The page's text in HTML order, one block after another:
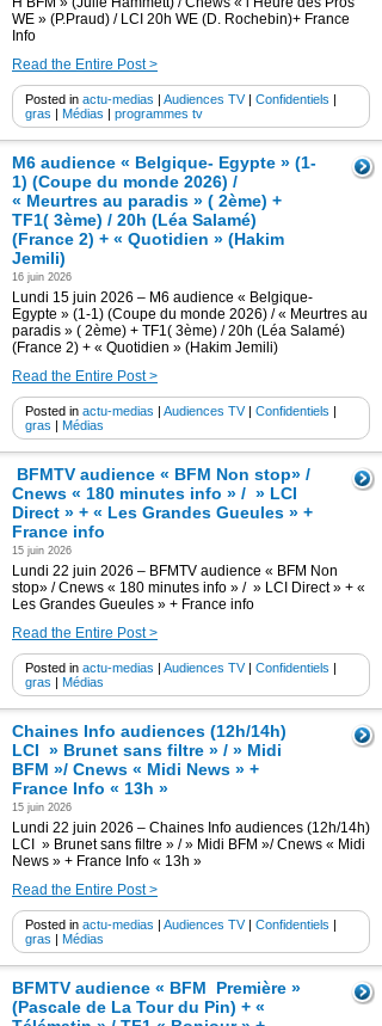
WE » (P.Praud) / LCI 20h WE (D. Rochebin)+ France
Info
Read the Entire Post >
Posted in actu-medias | Audiences TV| Confidentiels |
gras | Médias | programmes tv
M6 audience « Belgique- Egypte » (1-
1) (Coupe du monde 2026) /
« Meurtres au paradis » ( 2ème) +
TF1( 3ème) / 20h (Léa Salamé)
(France 2) + « Quotidien » (Hakim
Jemili)
16 juin 2026
Lundi 15 juin 2026 – M6 audience « Belgique-
Egypte » (1-1) (Coupe du monde 2026) / « Meurtres au
paradis » ( 2ème) + TF1( 3ème) / 20h (Léa Salamé)
(France 2) + « Quotidien » (Hakim Jemili)
Read the Entire Post >
Posted in actu-medias | Audiences TV| Confidentiels |
gras | Médias
BFMTV audience « BFM Non stop» /
Cnews « 180 minutes info » / » LCI
Direct » + « Les Grandes Gueules » +
France info
15 juin 2026
Lundi 22 juin 2026 – BFMTV audience « BFM Non
stop» / Cnews « 180 minutes info » / » LCI Direct » + «
Les Grandes Gueules » + France info
Read the Entire Post >
Posted in actu-medias | Audiences TV| Confidentiels |
gras | Médias
Chaines Info audiences (12h/14h)
LCI » Brunet sans filtre » / » Midi
BFM »/ Cnews « Midi News » +
France Info « 13h »
15 juin 2026
Lundi 22 juin 2026 – Chaines Info audiences (12h/14h)
LCI » Brunet sans filtre » / » Midi BFM »/ Cnews « Midi
News » + France Info « 13h »
Read the Entire Post >
Posted in actu-medias | Audiences TV| Confidentiels |
gras | Médias
BFMTV audience « BFM Première »
(Pascale de La Tour du Pin) + «